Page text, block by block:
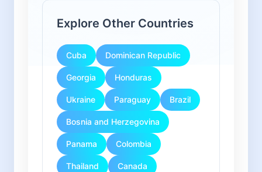
Explore Other Countries
Cuba Dominican Republic
Georgia Honduras
Ukraine Paraguay Brazil
Bosnia and Herzegovina
Panama Colombia
Thailand Canada